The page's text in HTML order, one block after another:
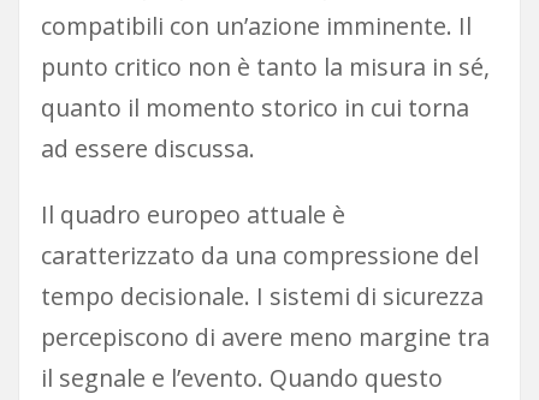
compatibili con un’azione imminente. Il
punto critico non è tanto la misura in sé,
quanto il momento storico in cui torna
ad essere discussa.
Il quadro europeo attuale è
caratterizzato da una compressione del
tempo decisionale. I sistemi di sicurezza
percepiscono di avere meno margine tra
il segnale e l’evento. Quando questo